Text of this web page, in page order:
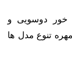
خور دوسویی و
تنوع مدل ها